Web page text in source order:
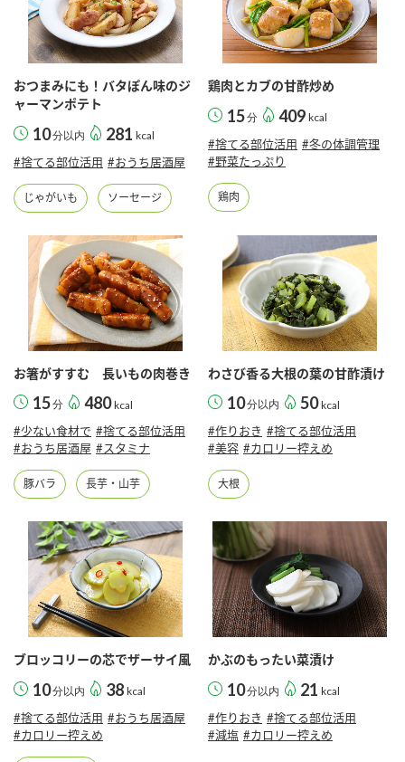
おつまみにも！バタぽん味のジ
ャーマンポテト
10分以内 281 kcal
#捨てる部位活用 #おうち居酒屋
じゃがいも ソーセージ
鶏肉とカブの甘酢炒め
15分 409 kcal
#捨てる部位活用 #冬の体調管理
#野菜たっぷり
鶏肉
お箸がすすむ 長いもの肉巻き
15分 480 kcal
#少ない食材で #捨てる部位活用
#おうち居酒屋 #スタミナ
豚バラ 長芋・山芋
わさび香る大根の葉の甘酢漬け
10分以内 50 kcal
#作りおき #捨てる部位活用
#美容 #カロリー控えめ
大根
ブロッコリーの芯でザーサイ風
10分以内 38 kcal
#捨てる部位活用 #おうち居酒屋
#カロリー控えめ
かぶのもったい菜漬け
10分以内 21 kcal
#作りおき #捨てる部位活用
#減塩 #カロリー控えめ